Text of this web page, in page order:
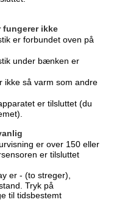
fungerer ikke
er forbundet oven på
under bænken er
ikke så varm som andre
er tilsluttet (du
er over 150 eller
er tilsluttet
er - (to streger),
Tryk på
til tidsbestemt